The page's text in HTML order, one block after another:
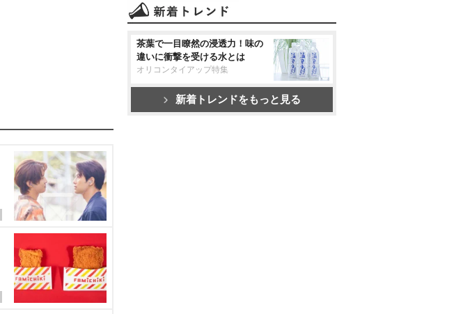
茶葉で一目瞭然の浸透力！味の
違いに衝撃を受ける水とは
オリコンタイアップ特集
新着トレンドをもっと見る